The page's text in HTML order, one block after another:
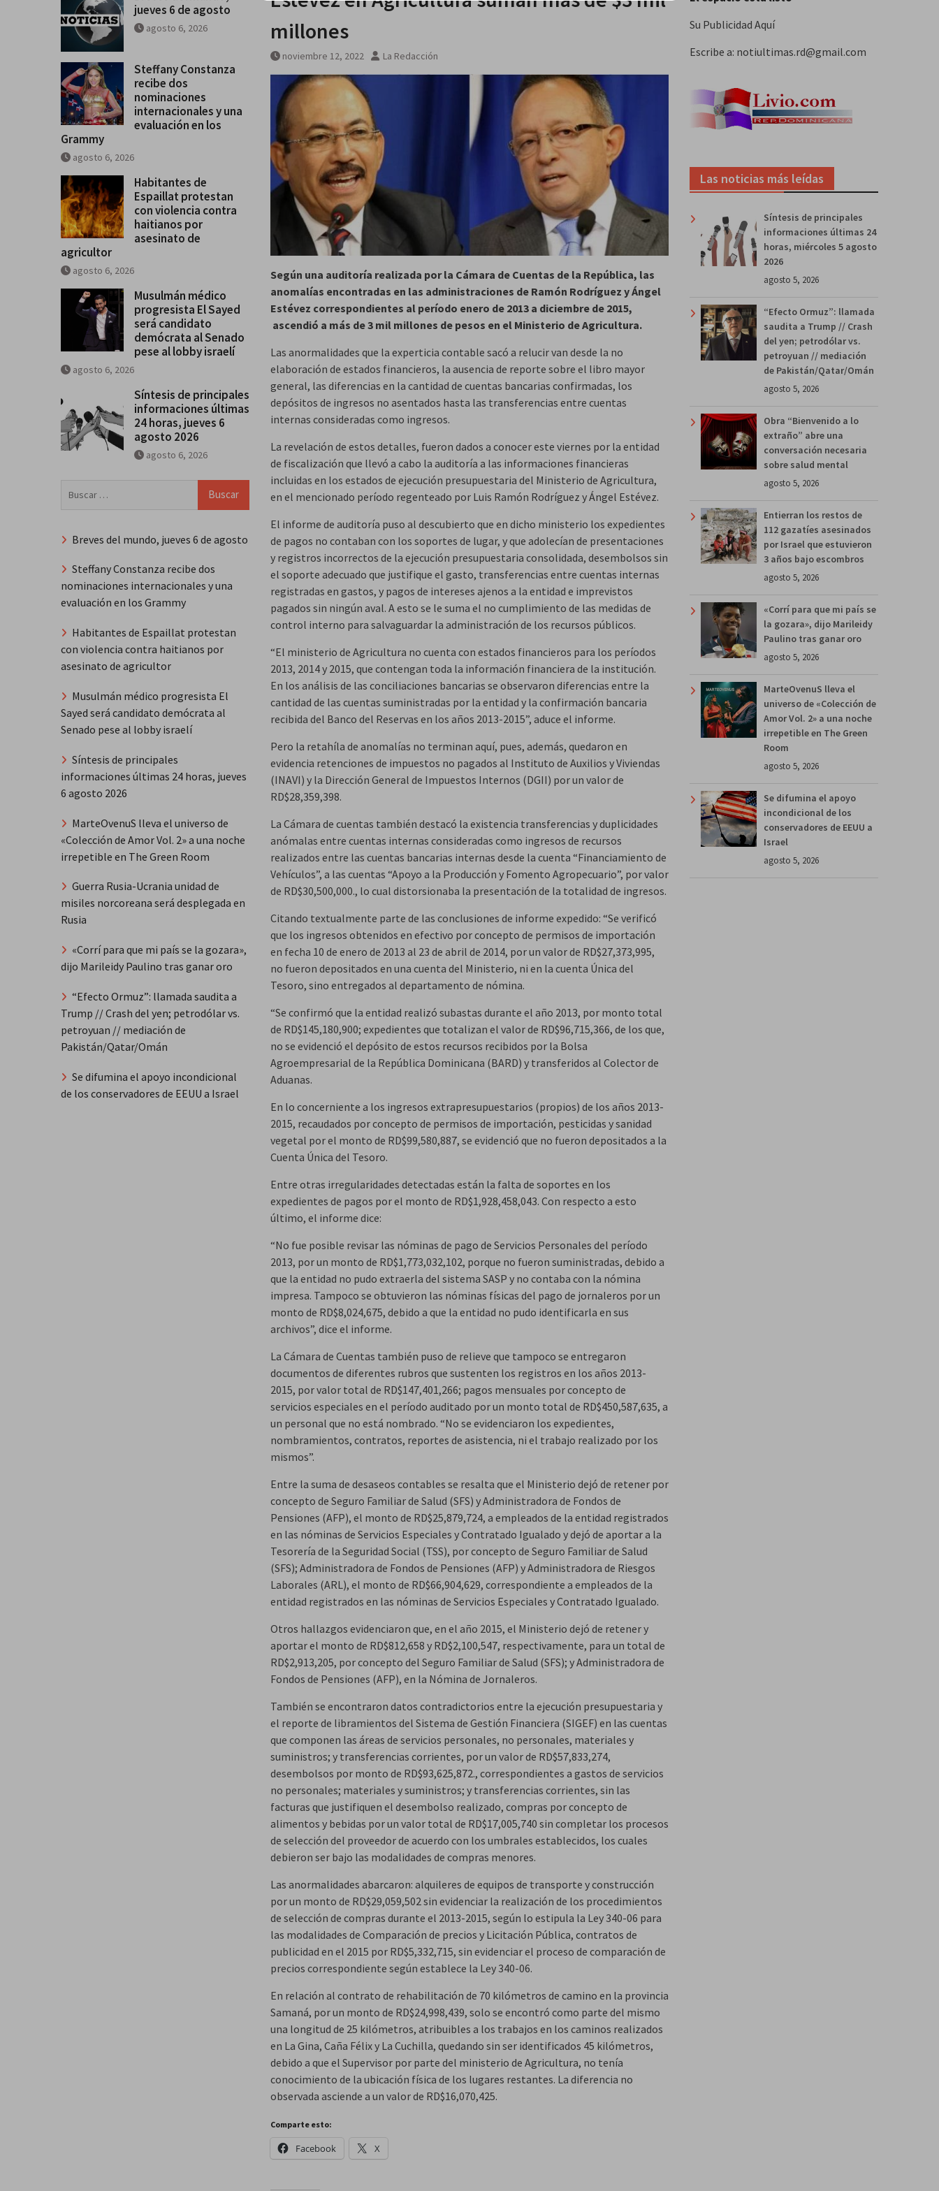
millones
noviembre 12, 2022 La Redacción
Según una auditoría realizada por la Cámara de Cuentas de la República, las
anomalías encontradas en las administraciones de Ramón Rodríguez y Ángel
Estévez correspondientes al período enero de 2013 a diciembre de 2015,
ascendió a más de 3 mil millones de pesos en el Ministerio de Agricultura.
Las anormalidades que la experticia contable sacó a relucir van desde la no
elaboración de estados financieros, la ausencia de reporte sobre el libro mayor
general, las diferencias en la cantidad de cuentas bancarias confirmadas, los
depósitos de ingresos no asentados hasta las transferencias entre cuentas
internas consideradas como ingresos.
La revelación de estos detalles, fueron dados a conocer este viernes por la entidad
de fiscalización que llevó a cabo la auditoría a las informaciones financieras
incluidas en los estados de ejecución presupuestaria del Ministerio de Agricultura,
en el mencionado período regenteado por Luis Ramón Rodríguez y Ángel Estévez.
El informe de auditoría puso al descubierto que en dicho ministerio los expedientes
de pagos no contaban con los soportes de lugar, y que adolecían de presentaciones
y registros incorrectos de la ejecución presupuestaria consolidada, desembolsos sin
el soporte adecuado que justifique el gasto, transferencias entre cuentas internas
registradas en gastos, y pagos de intereses ajenos a la entidad e imprevistos
pagados sin ningún aval. A esto se le suma el no cumplimiento de las medidas de
control interno para salvaguardar la administración de los recursos públicos.
“El ministerio de Agricultura no cuenta con estados financieros para los períodos
2013, 2014 y 2015, que contengan toda la información financiera de la institución.
En los análisis de las conciliaciones bancarias se observaron diferencias entre la
cantidad de las cuentas suministradas por la entidad y la confirmación bancaria
recibida del Banco del Reservas en los años 2013-2015”, aduce el informe.
Pero la retahíla de anomalías no terminan aquí, pues, además, quedaron en
evidencia retenciones de impuestos no pagados al Instituto de Auxilios y Viviendas
(INAVI) y la Dirección General de Impuestos Internos (DGII) por un valor de
RD$28,359,398.
La Cámara de cuentas también destacó la existencia transferencias y duplicidades
anómalas entre cuentas internas consideradas como ingresos de recursos
realizados entre las cuentas bancarias internas desde la cuenta “Financiamiento de
Vehículos”, a las cuentas “Apoyo a la Producción y Fomento Agropecuario”, por valor
de RD$30,500,000., lo cual distorsionaba la presentación de la totalidad de ingresos.
Citando textualmente parte de las conclusiones de informe expedido: “Se verificó
que los ingresos obtenidos en efectivo por concepto de permisos de importación
en fecha 10 de enero de 2013 al 23 de abril de 2014, por un valor de RD$27,373,995,
no fueron depositados en una cuenta del Ministerio, ni en la cuenta Única del
Tesoro, sino entregados al departamento de nómina.
“Se confirmó que la entidad realizó subastas durante el año 2013, por monto total
de RD$145,180,900; expedientes que totalizan el valor de RD$96,715,366, de los que,
no se evidenció el depósito de estos recursos recibidos por la Bolsa
Agroempresarial de la República Dominicana (BARD) y transferidos al Colector de
Aduanas.
En lo concerniente a los ingresos extrapresupuestarios (propios) de los años 2013-
2015, recaudados por concepto de permisos de importación, pesticidas y sanidad
vegetal por el monto de RD$99,580,887, se evidenció que no fueron depositados a la
Cuenta Única del Tesoro.
Entre otras irregularidades detectadas están la falta de soportes en los
expedientes de pagos por el monto de RD$1,928,458,043. Con respecto a esto
último, el informe dice:
“No fue posible revisar las nóminas de pago de Servicios Personales del período
2013, por un monto de RD$1,773,032,102, porque no fueron suministradas, debido a
que la entidad no pudo extraerla del sistema SASP y no contaba con la nómina
impresa. Tampoco se obtuvieron las nóminas físicas del pago de jornaleros por un
monto de RD$8,024,675, debido a que la entidad no pudo identificarla en sus
archivos”, dice el informe.
La Cámara de Cuentas también puso de relieve que tampoco se entregaron
documentos de diferentes rubros que sustenten los registros en los años 2013-
2015, por valor total de RD$147,401,266; pagos mensuales por concepto de
servicios especiales en el período auditado por un monto total de RD$450,587,635, a
un personal que no está nombrado. “No se evidenciaron los expedientes,
nombramientos, contratos, reportes de asistencia, ni el trabajo realizado por los
mismos”.
Entre la suma de desaseos contables se resalta que el Ministerio dejó de retener por
concepto de Seguro Familiar de Salud (SFS) y Administradora de Fondos de
Pensiones (AFP), el monto de RD$25,879,724, a empleados de la entidad registrados
en las nóminas de Servicios Especiales y Contratado Igualado y dejó de aportar a la
Tesorería de la Seguridad Social (TSS), por concepto de Seguro Familiar de Salud
(SFS); Administradora de Fondos de Pensiones (AFP) y Administradora de Riesgos
Laborales (ARL), el monto de RD$66,904,629, correspondiente a empleados de la
entidad registrados en las nóminas de Servicios Especiales y Contratado Igualado.
Otros hallazgos evidenciaron que, en el año 2015, el Ministerio dejó de retener y
aportar el monto de RD$812,658 y RD$2,100,547, respectivamente, para un total de
RD$2,913,205, por concepto del Seguro Familiar de Salud (SFS); y Administradora de
Fondos de Pensiones (AFP), en la Nómina de Jornaleros.
También se encontraron datos contradictorios entre la ejecución presupuestaria y
el reporte de libramientos del Sistema de Gestión Financiera (SIGEF) en las cuentas
que componen las áreas de servicios personales, no personales, materiales y
suministros; y transferencias corrientes, por un valor de RD$57,833,274,
desembolsos por monto de RD$93,625,872., correspondientes a gastos de servicios
no personales; materiales y suministros; y transferencias corrientes, sin las
facturas que justifiquen el desembolso realizado, compras por concepto de
alimentos y bebidas por un valor total de RD$17,005,740 sin completar los procesos
de selección del proveedor de acuerdo con los umbrales establecidos, los cuales
debieron ser bajo las modalidades de compras menores.
Las anormalidades abarcaron: alquileres de equipos de transporte y construcción
por un monto de RD$29,059,502 sin evidenciar la realización de los procedimientos
de selección de compras durante el 2013-2015, según lo estipula la Ley 340-06 para
las modalidades de Comparación de precios y Licitación Pública, contratos de
publicidad en el 2015 por RD$5,332,715, sin evidenciar el proceso de comparación de
precios correspondiente según establece la Ley 340-06.
En relación al contrato de rehabilitación de 70 kilómetros de camino en la provincia
Samaná, por un monto de RD$24,998,439, solo se encontró como parte del mismo
una longitud de 25 kilómetros, atribuibles a los trabajos en los caminos realizados
en La Gina, Caña Félix y La Cuchilla, quedando sin ser identificados 45 kilómetros,
debido a que el Supervisor por parte del ministerio de Agricultura, no tenía
conocimiento de la ubicación física de los lugares restantes. La diferencia no
observada asciende a un valor de RD$16,070,425.
Comparte esto:
Facebook X
Su Publicidad Aquí
Escribe a: notiultimas.rd@gmail.com
Las noticias más leídas
Síntesis de principales
informaciones últimas 24
horas, miércoles 5 agosto
2026
agosto 5, 2026
“Efecto Ormuz”: llamada
saudita a Trump // Crash
del yen; petrodólar vs.
petroyuan // mediación
de Pakistán/Qatar/Omán
agosto 5, 2026
Obra “Bienvenido a lo
extraño” abre una
conversación necesaria
sobre salud mental
agosto 5, 2026
Entierran los restos de
112 gazatíes asesinados
por Israel que estuvieron
3 años bajo escombros
agosto 5, 2026
«Corrí para que mi país se
la gozara», dijo Marileidy
Paulino tras ganar oro
agosto 5, 2026
MarteOvenuS lleva el
universo de «Colección de
Amor Vol. 2» a una noche
irrepetible en The Green
Room
agosto 5, 2026
Se difumina el apoyo
incondicional de los
conservadores de EEUU a
Israel
agosto 5, 2026
jueves 6 de agosto
agosto 6, 2026
Steffany Constanza
recibe dos
nominaciones
internacionales y una
evaluación en los
Grammy
agosto 6, 2026
Habitantes de
Espaillat protestan
con violencia contra
haitianos por
asesinato de
agricultor
agosto 6, 2026
Musulmán médico
progresista El Sayed
será candidato
demócrata al Senado
pese al lobby israelí
agosto 6, 2026
Síntesis de principales
informaciones últimas
24 horas, jueves 6
agosto 2026
agosto 6, 2026
Breves del mundo, jueves 6 de agosto
Steffany Constanza recibe dos
nominaciones internacionales y una
evaluación en los Grammy
Habitantes de Espaillat protestan
con violencia contra haitianos por
asesinato de agricultor
Musulmán médico progresista El
Sayed será candidato demócrata al
Senado pese al lobby israelí
Síntesis de principales
informaciones últimas 24 horas, jueves
6 agosto 2026
MarteOvenuS lleva el universo de
«Colección de Amor Vol. 2» a una noche
irrepetible en The Green Room
Guerra Rusia-Ucrania unidad de
misiles norcoreana será desplegada en
Rusia
«Corrí para que mi país se la gozara»,
dijo Marileidy Paulino tras ganar oro
“Efecto Ormuz”: llamada saudita a
Trump // Crash del yen; petrodólar vs.
petroyuan // mediación de
Pakistán/Qatar/Omán
Se difumina el apoyo incondicional
de los conservadores de EEUU a Israel